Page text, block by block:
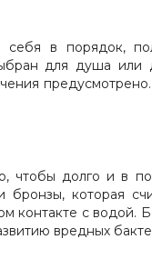
в порядок,
для душа
чтобы долго и в
которая
контакте с водой.
вредных